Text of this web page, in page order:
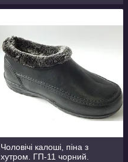
Чоловічі калоші, піна з
хутром. ГП-11 чорний.